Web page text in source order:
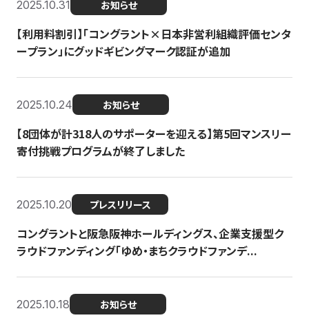
2025.10.31 お知らせ
【利用料割引】「コングラント×日本非営利組織評価センタ
ープラン」にグッドギビングマーク認証が追加
2025.10.24 お知らせ
【8団体が計318人のサポーターを迎える】​​第5回マンスリー
寄付挑戦プログラムが終了しました
2025.10.20 プレスリリース
コングラントと阪急阪神ホールディングス、企業支援型ク
ラウドファンディング「ゆめ・まちクラウドファンデ...
2025.10.18 お知らせ